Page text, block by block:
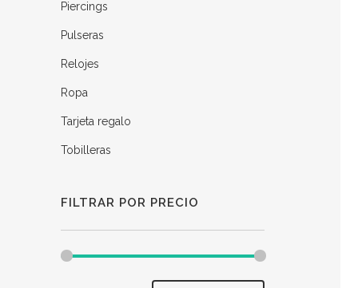
Piercings
Pulseras
Relojes
Ropa
Tarjeta regalo
Tobilleras
FILTRAR POR PRECIO